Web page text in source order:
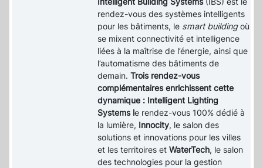
rendez-vous des systèmes intelligents
pour les bâtiments, le smart buildingoù
se mixent connectivité et intelligence
liées à la maîtrise de l’énergie, ainsi que
l’automatisme des bâtiments de
demain.Trois rendez-vous
complémentaires enrichissent cette
dynamique : Intelligent Lighting
Systems le rendez-vous 100% dédié à
la lumière, Innocity, le salon des
solutions et innovations pour les villes
et les territoires etWaterTech, le salon
des technologies pour la gestion